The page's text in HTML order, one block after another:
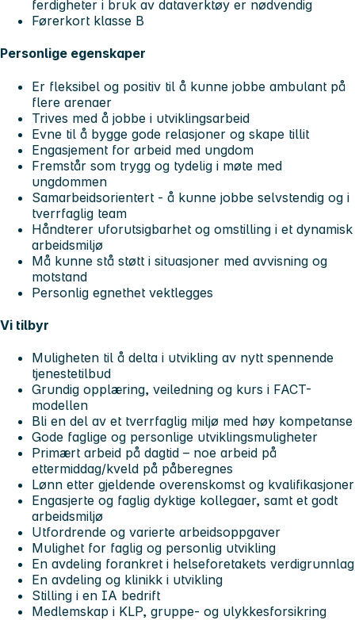
ferdigheter i bruk av dataverktøy er nødvendig
Førerkort klasse B
Personlige egenskaper
Er fleksibel og positiv til å kunne jobbe ambulant på
flere arenaer
Trives med å jobbe i utviklingsarbeid
Evne til å bygge gode relasjoner og skape tillit
Engasjement for arbeid med ungdom
Fremstår som trygg og tydelig i møte med
ungdommen
Samarbeidsorientert - å kunne jobbe selvstendig og i
tverrfaglig team
Håndterer uforutsigbarhet og omstilling i et dynamisk
arbeidsmiljø
Må kunne stå støtt i situasjoner med avvisning og
motstand
Personlig egnethet vektlegges
Vi tilbyr
Muligheten til å delta i utvikling av nytt spennende
tjenestetilbud
Grundig opplæring, veiledning og kurs i FACT-
modellen
Bli en del av et tverrfaglig miljø med høy kompetanse
Gode faglige og personlige utviklingsmuligheter
Primært arbeid på dagtid – noe arbeid på
ettermiddag/kveld på påberegnes
Lønn etter gjeldende overenskomst og kvalifikasjoner
Engasjerte og faglig dyktige kollegaer, samt et godt
arbeidsmiljø
Utfordrende og varierte arbeidsoppgaver
Mulighet for faglig og personlig utvikling
En avdeling forankret i helseforetakets verdigrunnlag
En avdeling og klinikk i utvikling
Stilling i en IA bedrift
Medlemskap i KLP, gruppe- og ulykkesforsikring